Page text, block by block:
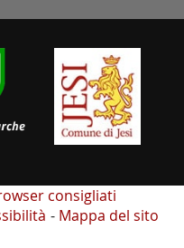
consigliati
Mappa del sito